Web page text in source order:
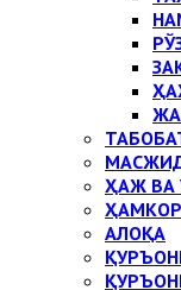
ҲАЖ ВА
АЛОҚА